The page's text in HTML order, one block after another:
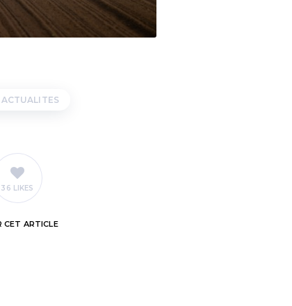
ACTUALITES
36 LIKES
CET ARTICLE